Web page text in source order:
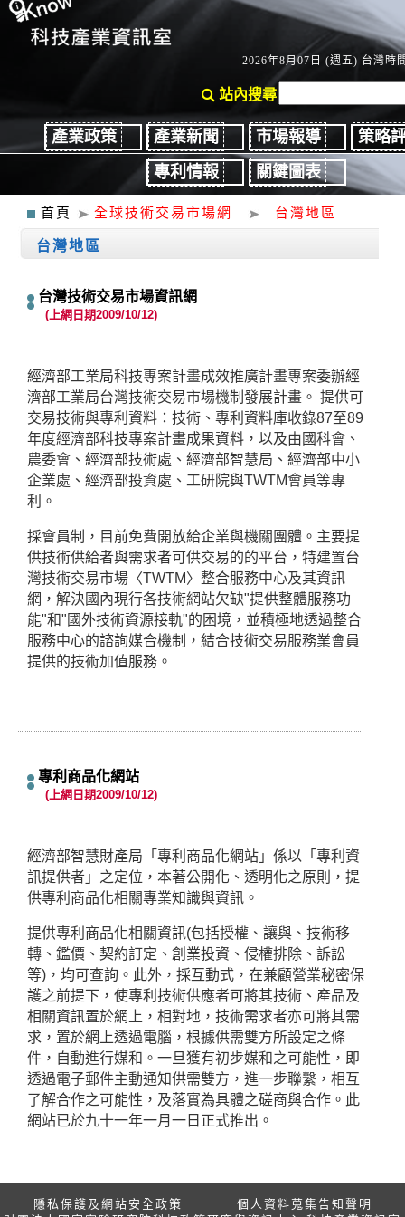
2026年8月07日 (週五) 台灣時
站內搜尋
產業政策 產業新聞 市場報導
策略
專利情報
關鍵圖表
首頁 全球技術交易市場網 台灣地區
台灣地區
台灣技術交易市場資訊網
(上網日期2009/10/12)
經濟部工業局科技專案計畫成效推廣計畫專案委辦經
濟部工業局台灣技術交易市場機制發展計畫。 提供可
交易技術與專利資料：技術、專利資料庫收錄87至89
年度經濟部科技專案計畫成果資料，以及由國科會、
農委會、經濟部技術處、經濟部智慧局、經濟部中小
企業處、經濟部投資處、工研院與TWTM會員等專
利。
採會員制，目前免費開放給企業與機關團體。主要提
供技術供給者與需求者可供交易的的平台，特建置台
灣技術交易市場〈TWTM〉整合服務中心及其資訊
網，解決國內現行各技術網站欠缺"提供整體服務功
能"和"國外技術資源接軌"的困境，並積極地透過整合
服務中心的諮詢媒合機制，結合技術交易服務業會員
提供的技術加值服務。
專利商品化網站
(上網日期2009/10/12)
經濟部智慧財產局「專利商品化網站」係以「專利資
訊提供者」之定位，本著公開化、透明化之原則，提
供專利商品化相關專業知識與資訊。
提供專利商品化相關資訊(包括授權、讓與、技術移
轉、鑑價、契約訂定、創業投資、侵權排除、訴訟
等)，均可查詢。此外，採互動式，在兼顧營業秘密保
護之前提下，使專利技術供應者可將其技術、產品及
相關資訊置於網上，相對地，技術需求者亦可將其需
求，置於網上透過電腦，根據供需雙方所設定之條
件，自動進行媒和。一旦獲有初步媒和之可能性，即
透過電子郵件主動通知供需雙方，進一步聯繫，相互
了解合作之可能性，及落實為具體之磋商與合作。此
網站已於九十一年一月一日正式推出。
隱私保護及網站安全政策
個人資料蒐集告知聲明